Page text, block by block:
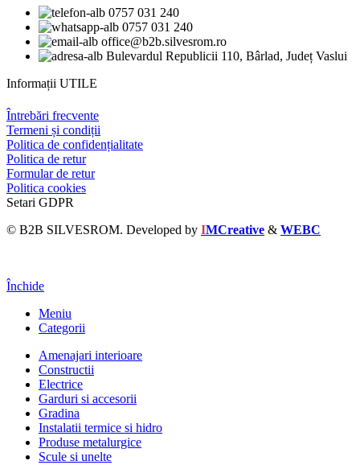
0757 031 240
0757 031 240
office@b2b.silvesrom.ro
Bulevardul Republicii 110, Bârlad, Județ Vaslui
Informații UTILE
Întrebări frecvente
Termeni și condiții
Politica de confidențialitate
Politica de retur
Formular de retur
Politica cookies
Setari GDPR
© B2B SILVESROM. Developed by IMCreative & WEBC
Închide
Meniu
Categorii
Amenajari interioare
Constructii
Electrice
Garduri si accesorii
Gradina
Instalatii termice si hidro
Produse metalurgice
Scule si unelte